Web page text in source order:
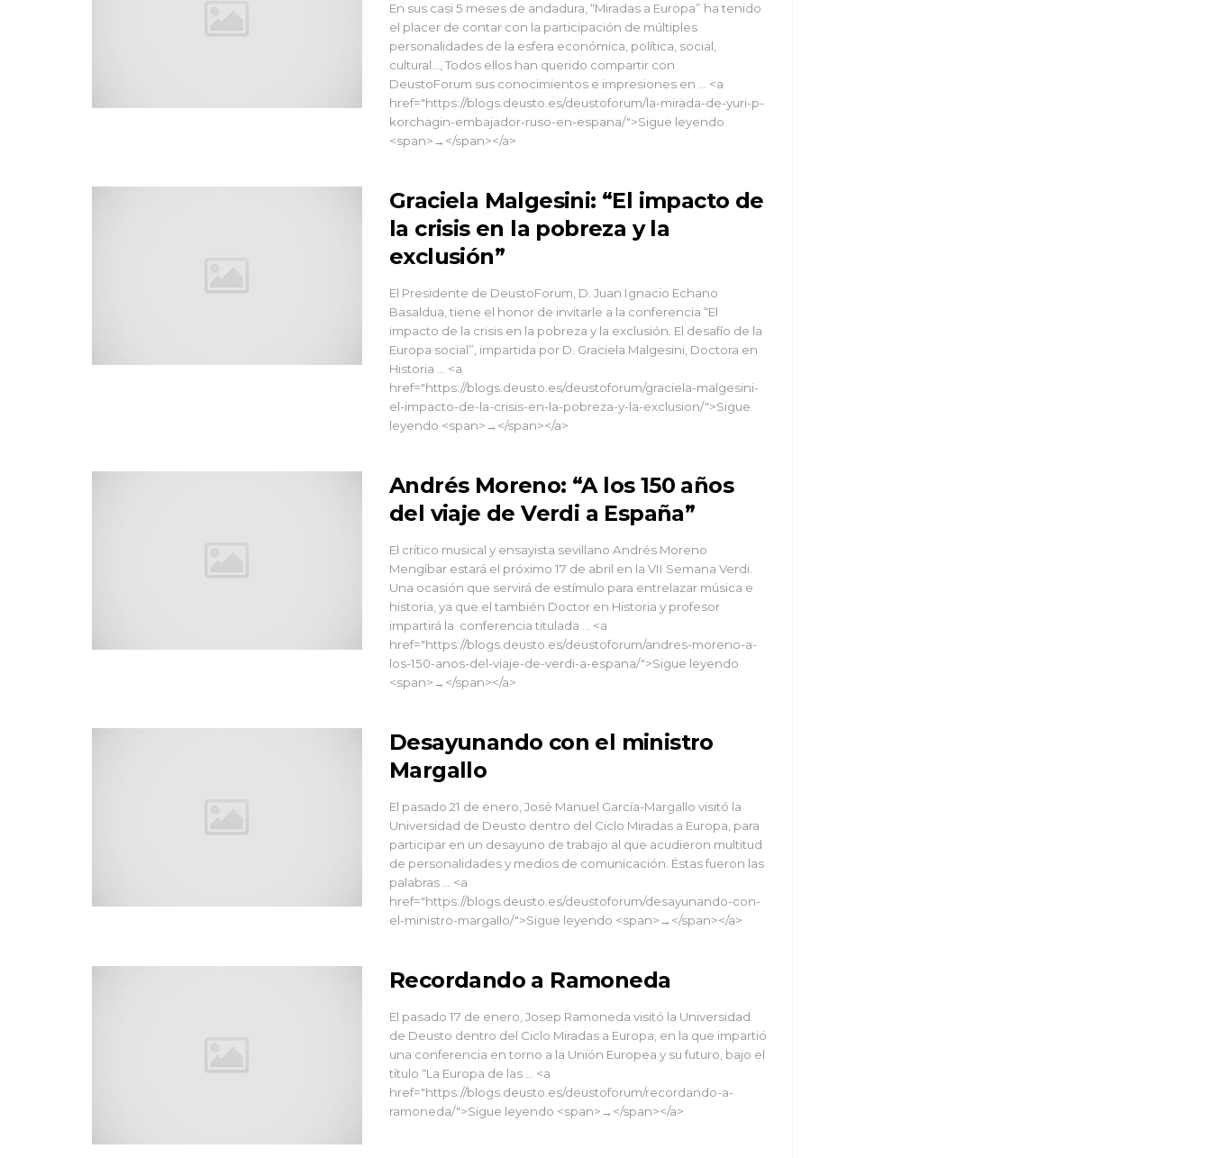
En sus casi 5 meses de andadura, “Miradas a Europa” ha tenido
el placer de contar con la participación de múltiples
personalidades de la esfera económica, política, social,
cultural…, Todos ellos han querido compartir con
DeustoForum sus conocimientos e impresiones en … <a
href="https://blogs.deusto.es/deustoforum/la-mirada-de-yuri-p-
korchagin-embajador-ruso-en-espana/">Sigue leyendo
<span>→</span></a>
Graciela Malgesini: “El impacto de
la crisis en la pobreza y la
exclusión”
El Presidente de DeustoForum, D. Juan Ignacio Echano
Basaldua, tiene el honor de invitarle a la conferencia “El
impacto de la crisis en la pobreza y la exclusión. El desafío de la
Europa social”, impartida por D. Graciela Malgesini, Doctora en
Historia … <a
href="https://blogs.deusto.es/deustoforum/graciela-malgesini-
el-impacto-de-la-crisis-en-la-pobreza-y-la-exclusion/">Sigue
leyendo <span>→</span></a>
Andrés Moreno: “A los 150 años
del viaje de Verdi a España”
El crítico musical y ensayista sevillano Andrés Moreno
Mengíbar estará el próximo 17 de abril en la VII Semana Verdi.
Una ocasión que servirá de estímulo para entrelazar música e
historia, ya que el también Doctor en Historia y profesor
impartirá la conferencia titulada … <a
href="https://blogs.deusto.es/deustoforum/andres-moreno-a-
los-150-anos-del-viaje-de-verdi-a-espana/">Sigue leyendo
<span>→</span></a>
Desayunando con el ministro
Margallo
El pasado 21 de enero, José Manuel García-Margallo visitó la
Universidad de Deusto dentro del Ciclo Miradas a Europa, para
participar en un desayuno de trabajo al que acudieron multitud
de personalidades y medios de comunicación. Éstas fueron las
palabras … <a
href="https://blogs.deusto.es/deustoforum/desayunando-con-
el-ministro-margallo/">Sigue leyendo <span>→</span></a>
Recordando a Ramoneda
El pasado 17 de enero, Josep Ramoneda visitó la Universidad
de Deusto dentro del Ciclo Miradas a Europa, en la que impartió
una conferencia en torno a la Unión Europea y su futuro, bajo el
título “La Europa de las … <a
href="https://blogs.deusto.es/deustoforum/recordando-a-
ramoneda/">Sigue leyendo <span>→</span></a>